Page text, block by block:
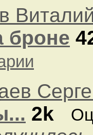
броне
2k